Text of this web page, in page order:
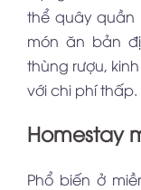
thể quây quần
món ăn bản
thùng rượu,
với chi phí thấp.
Homestay
Phổ biến ở